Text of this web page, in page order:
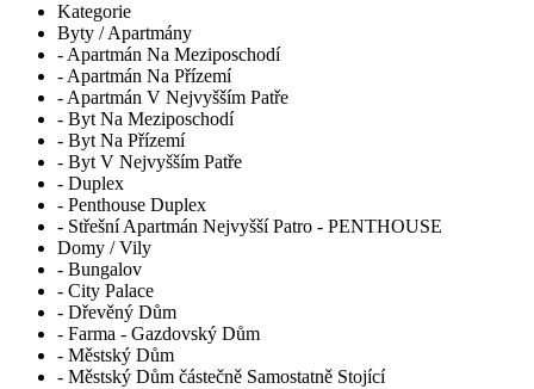
Kategorie
Byty / Apartmány
- Apartmán Na Meziposchodí
- Apartmán Na Přízemí
- Apartmán V Nejvyšším Patře
- Byt Na Meziposchodí
- Byt Na Přízemí
- Byt V Nejvyšším Patře
- Duplex
- Penthouse Duplex
- Střešní Apartmán Nejvyšší Patro - PENTHOUSE
Domy / Vily
- Bungalov
- City Palace
- Dřevěný Dům
- Farma - Gazdovský Dům
- Městský Dům
- Městský Dům částečně Samostatně Stojící